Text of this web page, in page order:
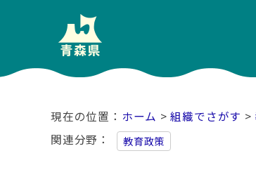
ホーム >組織でさがす >
関連分野
教育政策